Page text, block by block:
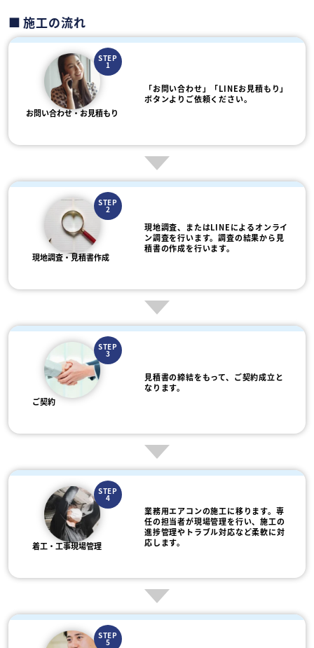
施工の流れ
STEP
1
お問い合わせ・お見積もり
「お問い合わせ」「LINEお見積もり」
ボタンよりご依頼ください。
STEP
2
現地調査・見積書作成
現地調査、またはLINEによるオンライ
ン調査を行います。調査の結果から見
積書の作成を行います。
STEP
3
ご契約
見積書の締結をもって、ご契約成立と
なります。
STEP
4
着工・工事現場管理
業務用エアコンの施工に移ります。専
任の担当者が現場管理を行い、施工の
進捗管理やトラブル対応など柔軟に対
応します。
STEP
5